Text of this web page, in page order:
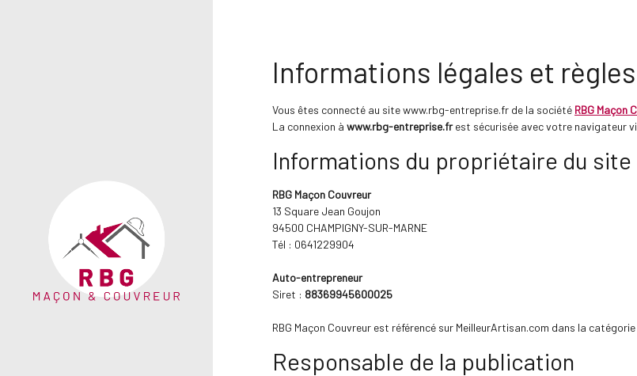
Informations légales et
Vous êtes connecté au site www.rbg-entreprise.fr de la société RBG Maçon
La connexion àwww.rbg-entreprise.frest sécurisée avec votre navigateur
Informations du propriétaire du
RBG Maçon Couvreur
13 Square Jean Goujon
94500 CHAMPIGNY-SUR-MARNE
Tél : 0641229904
Auto-entrepreneur
Siret : 88369945600025
RBG Maçon Couvreur est référencé sur MeilleurArtisan.com dans la catégorie
Responsable de la publication